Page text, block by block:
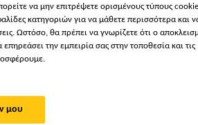
να μην επιτρέψετε ορισμένους τύπους
κατηγοριών για να μάθετε περισσότερα και
Ωστόσο, θα πρέπει να γνωρίζετε ότι ο
την εμπειρία σας στην τοποθεσία και τις
μου